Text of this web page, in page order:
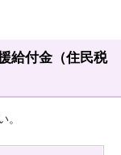
給付金（住民税
。